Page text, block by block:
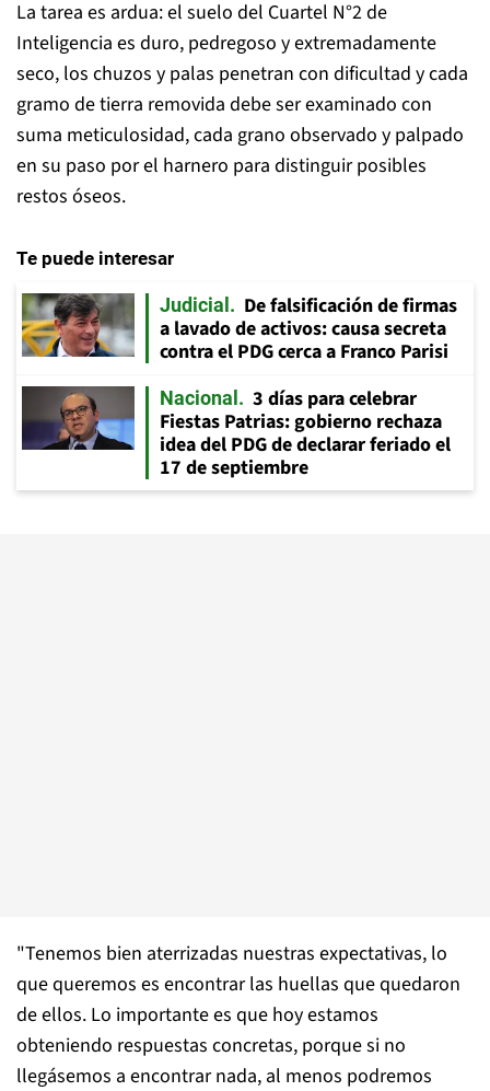
La tarea es ardua: el suelo del Cuartel N°2 de
Inteligencia es duro, pedregoso y extremadamente
seco, los chuzos y palas penetran con dificultad y cada
gramo de tierra removida debe ser examinado con
suma meticulosidad, cada grano observado y palpado
en su paso por el harnero para distinguir posibles
restos óseos.
Te puede interesar
Judicial
De falsificación de firmas
a lavado de activos: causa secreta
contra el PDG cerca a Franco Parisi
Nacional
3 días para celebrar
Fiestas Patrias: gobierno rechaza
idea del PDG de declarar feriado el
17 de septiembre
"Tenemos bien aterrizadas nuestras expectativas, lo
que queremos es encontrar las huellas que quedaron
de ellos. Lo importante es que hoy estamos
obteniendo respuestas concretas, porque si no
llegásemos a encontrar nada, al menos podremos